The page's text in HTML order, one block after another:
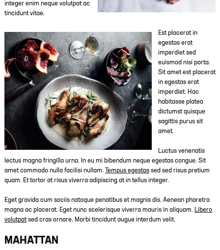
integer enim neque volutpat ac
tincidunt vitae.
Est placerat in
egestas erat
imperdiet sed
euismod nisi porta.
Sit amet est placerat
in egestas erat
imperdiet. Hac
habitasse platea
dictumst quisque
sagittis purus sit
amet.
Luctus venenatis
lectus magna fringilla urna. In eu mi bibendum neque egestas congue. Sit
amet commodo nulla facilisi nullam.
Tempus egestassed sed risus pretium
quam. Et tortor at risus viverra adipiscing at in tellus integer.
Eget gravida cum sociis natoque penatibus et magnis dis. Aenean pharetra
magna ac placerat. Eget nunc scelerisque viverra mauris in aliquam. Libero
volutpatsed cras ornare. Morbi tincidunt augue interdum velit.
MAHATTAN